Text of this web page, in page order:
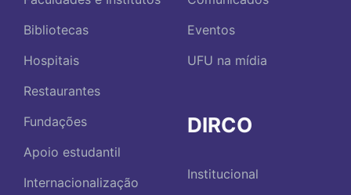
Bibliotecas
Hospitais
Restaurantes
Fundações
Apoio estudantil
Internacionalização
Eventos
UFU na mídia
DIRCO
Institucional